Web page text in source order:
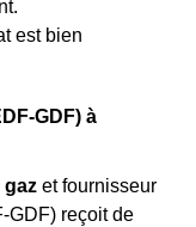
est bien
GDF) à
gaz et fournisseur
GDF) reçoit de